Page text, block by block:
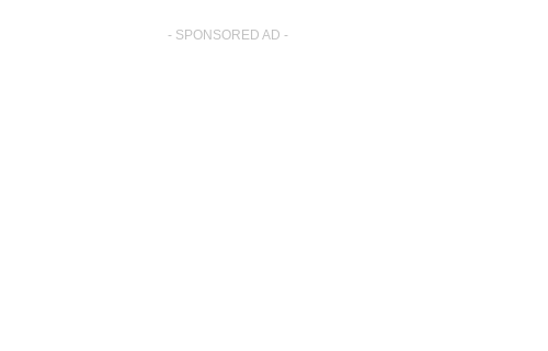
- SPONSORED AD -